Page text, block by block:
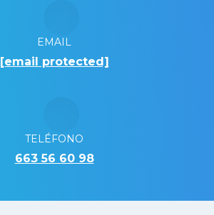
EMAIL
[email protected]
TELÉFONO
663 56 60 98